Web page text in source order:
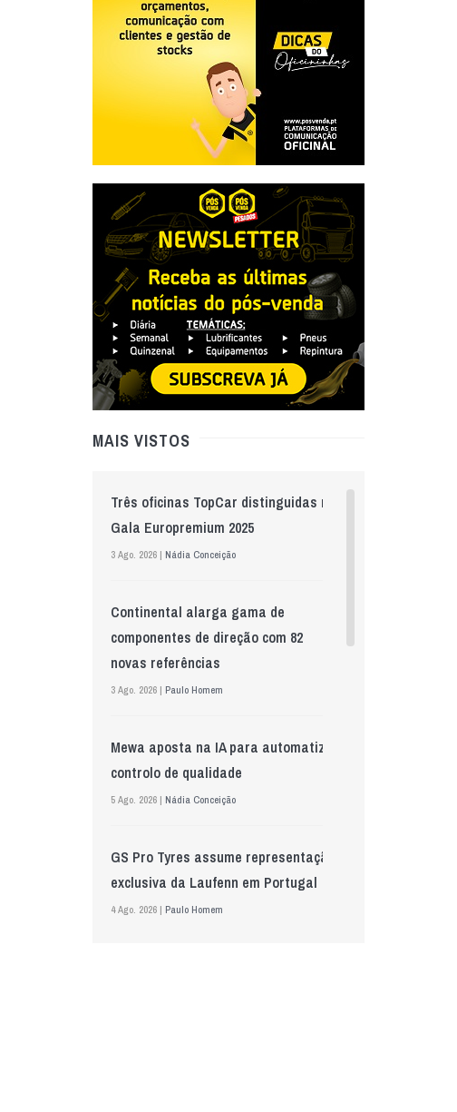
MAIS VISTOS
Três oficinas TopCar distinguidas na
Gala Europremium 2025
3 Ago. 2026 | Nádia Conceição
Continental alarga gama de
componentes de direção com 82
novas referências
3 Ago. 2026 | Paulo Homem
Mewa aposta na IA para automatizar
controlo de qualidade
5 Ago. 2026 | Nádia Conceição
GS Pro Tyres assume representação
exclusiva da Laufenn em Portugal
4 Ago. 2026 | Paulo Homem